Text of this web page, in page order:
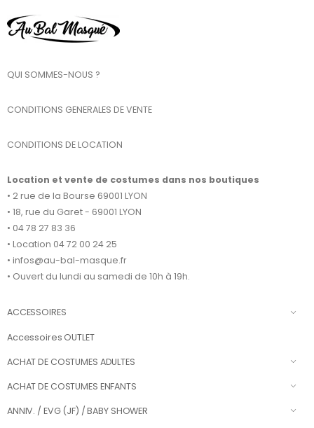
QUI SOMMES-NOUS ?
CONDITIONS GENERALES DE VENTE
CONDITIONS DE LOCATION
Location et vente de costumes dans nos boutiques
• 2 rue de la Bourse 69001 LYON
• 18, rue du Garet - 69001 LYON
• 04 78 27 83 36
• Location 04 72 00 24 25
• infos@au-bal-masque.fr
• Ouvert du lundi au samedi de 10h à 19h.
ACCESSOIRES
Accessoires OUTLET
ACHAT DE COSTUMES ADULTES
ACHAT DE COSTUMES ENFANTS
ANNIV. / EVG (JF) / BABY SHOWER